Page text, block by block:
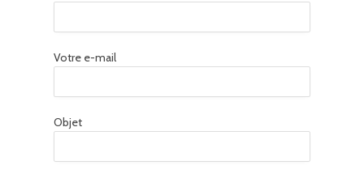
Votre e-mail
Objet